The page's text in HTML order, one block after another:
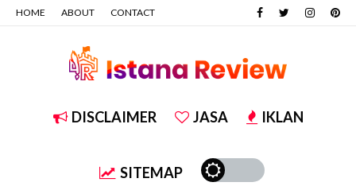
HOME ABOUT CONTACT
DISCLAIMER JASA IKLAN
SITEMAP